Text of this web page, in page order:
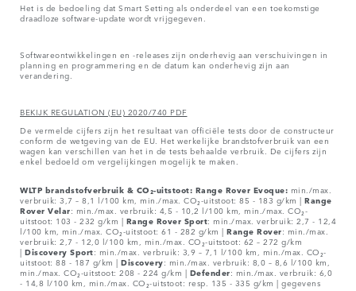
Het is de bedoeling dat Smart Setting als onderdeel van een toekomstige
draadloze software-update wordt vrijgegeven.
Softwareontwikkelingen en -releases zijn onderhevig aan verschuivingen in
planning en programmering en de datum kan onderhevig zijn aan
verandering.
BEKIJK REGULATION (EU) 2020/740 PDF
De vermelde cijfers zijn het resultaat van officiële tests door de constructeur
conform de wetgeving van de EU. Het werkelijke brandstofverbruik van een
wagen kan verschillen van het in de tests behaalde verbruik. De cijfers zijn
enkel bedoeld om vergelijkingen mogelijk te maken.
WLTP brandstofverbruik & CO₂-uitstoot: Range Rover Evoque: min./max.
verbruik: 3,7 – 8,1 l/100 km, min./max. CO₂-uitstoot: 85 - 183 g/km | Range
Rover Velar: min./max. verbruik: 4,5 - 10,2 l/100 km, min./max. CO₂-
uitstoot: 103 - 232 g/km | Range Rover Sport: min./max. verbruik: 2,7 - 12,4
l/100 km, min./max. CO₂-uitstoot: 61 - 282 g/km | Range Rover: min./max.
verbruik: 2,7 - 12,0 l/100 km, min./max. CO₂-uitstoot: 62 – 272 g/km
| Discovery Sport: min./max. verbruik: 3,9 – 7,1 l/100 km, min./max. CO₂-
uitstoot: 88 - 187 g/km | Discovery: min./max. verbruik: 8,0 – 8,6 l/100 km,
min./max. CO₂-uitstoot: 208 - 224 g/km | Defender: min./max. verbruik: 6,0
- 14,8 l/100 km, min./max. CO₂-uitstoot: resp. 135 - 335 g/km | gegevens